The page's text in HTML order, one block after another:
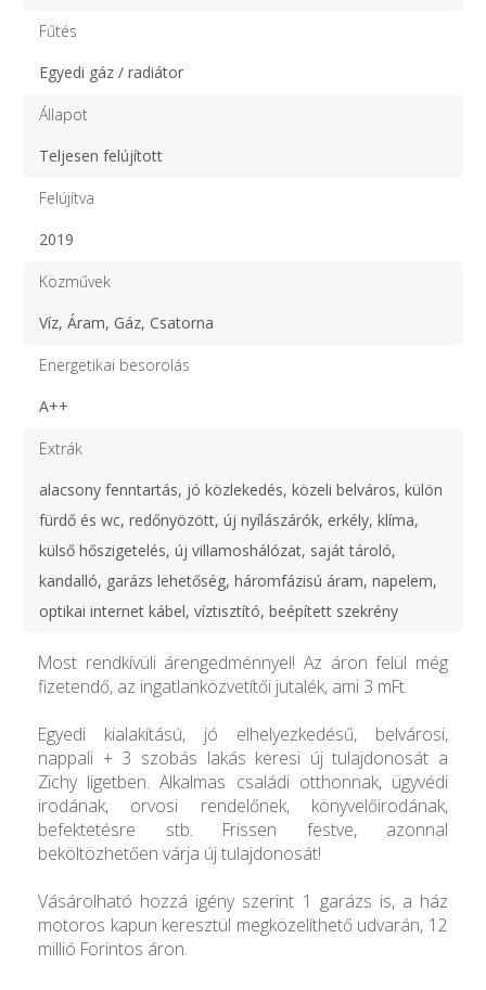
Fűtés
Egyedi gáz / radiátor
Állapot
Teljesen felújított
Felújítva
2019
Közművek
Víz, Áram, Gáz, Csatorna
Energetikai besorolás
A++
Extrák
alacsony fenntartás, jó közlekedés, közeli belváros, külön
fürdő és wc, redőnyözött, új nyílászárók, erkély, klíma,
külső hőszigetelés, új villamoshálózat, saját tároló,
kandalló, garázs lehetőség, háromfázisú áram, napelem,
optikai internet kábel, víztisztító, beépített szekrény
Most rendkívüli árengedménnyel! Az áron felül még
fizetendő, az ingatlanközvetítői jutalék, ami 3 mFt.
Egyedi kialakítású, jó elhelyezkedésű, belvárosi,
nappali + 3 szobás lakás keresi új tulajdonosát a
Zichy ligetben. Alkalmas családi otthonnak, ügyvédi
irodának, orvosi rendelőnek, könyvelőirodának,
befektetésre stb. Frissen festve, azonnal
beköltözhetően várja új tulajdonosát!
Vásárolható hozzá igény szerint 1 garázs is, a ház
motoros kapun keresztül megközelíthető udvarán, 12
millió Forintos áron.